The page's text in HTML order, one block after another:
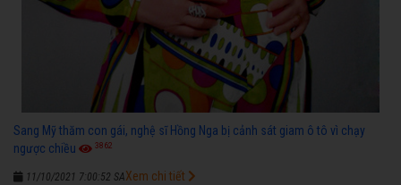
Sang Mỹ thăm con gái, nghệ sĩ Hồng Nga bị cảnh sát giam ô tô vì chạy
ngược chiều
3862
11/10/2021 7:00:52 SAXem chi tiết